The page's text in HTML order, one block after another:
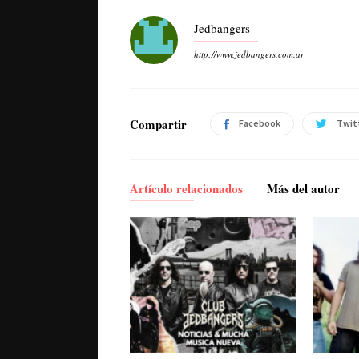
Jedbangers
http://www.jedbangers.com.ar
Compartir Facebook
Artículo relacionados Más del autor